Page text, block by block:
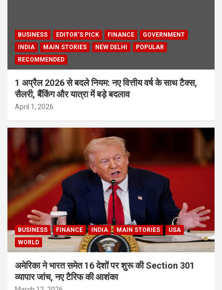
BUSINESS EDITOR'S PICK FINANCE
GOVERNMENT
INDIA
MAIN STORIES NEW DELHI
POPULAR
RECOMMENDED
1 अप्रैल 2026 से बदले नियम: नए वित्तीय वर्ष के साथ टैक्स,
सैलरी, बैंकिंग और यात्रा में बड़े बदलाव
April 1, 2026
BUSINESS FINANCE INDIA MAIN STORIES
USA
WORLD
अमेरिका ने भारत समेत 16 देशों पर शुरू की Section 301
व्यापार जांच, नए टैरिफ की आशंका